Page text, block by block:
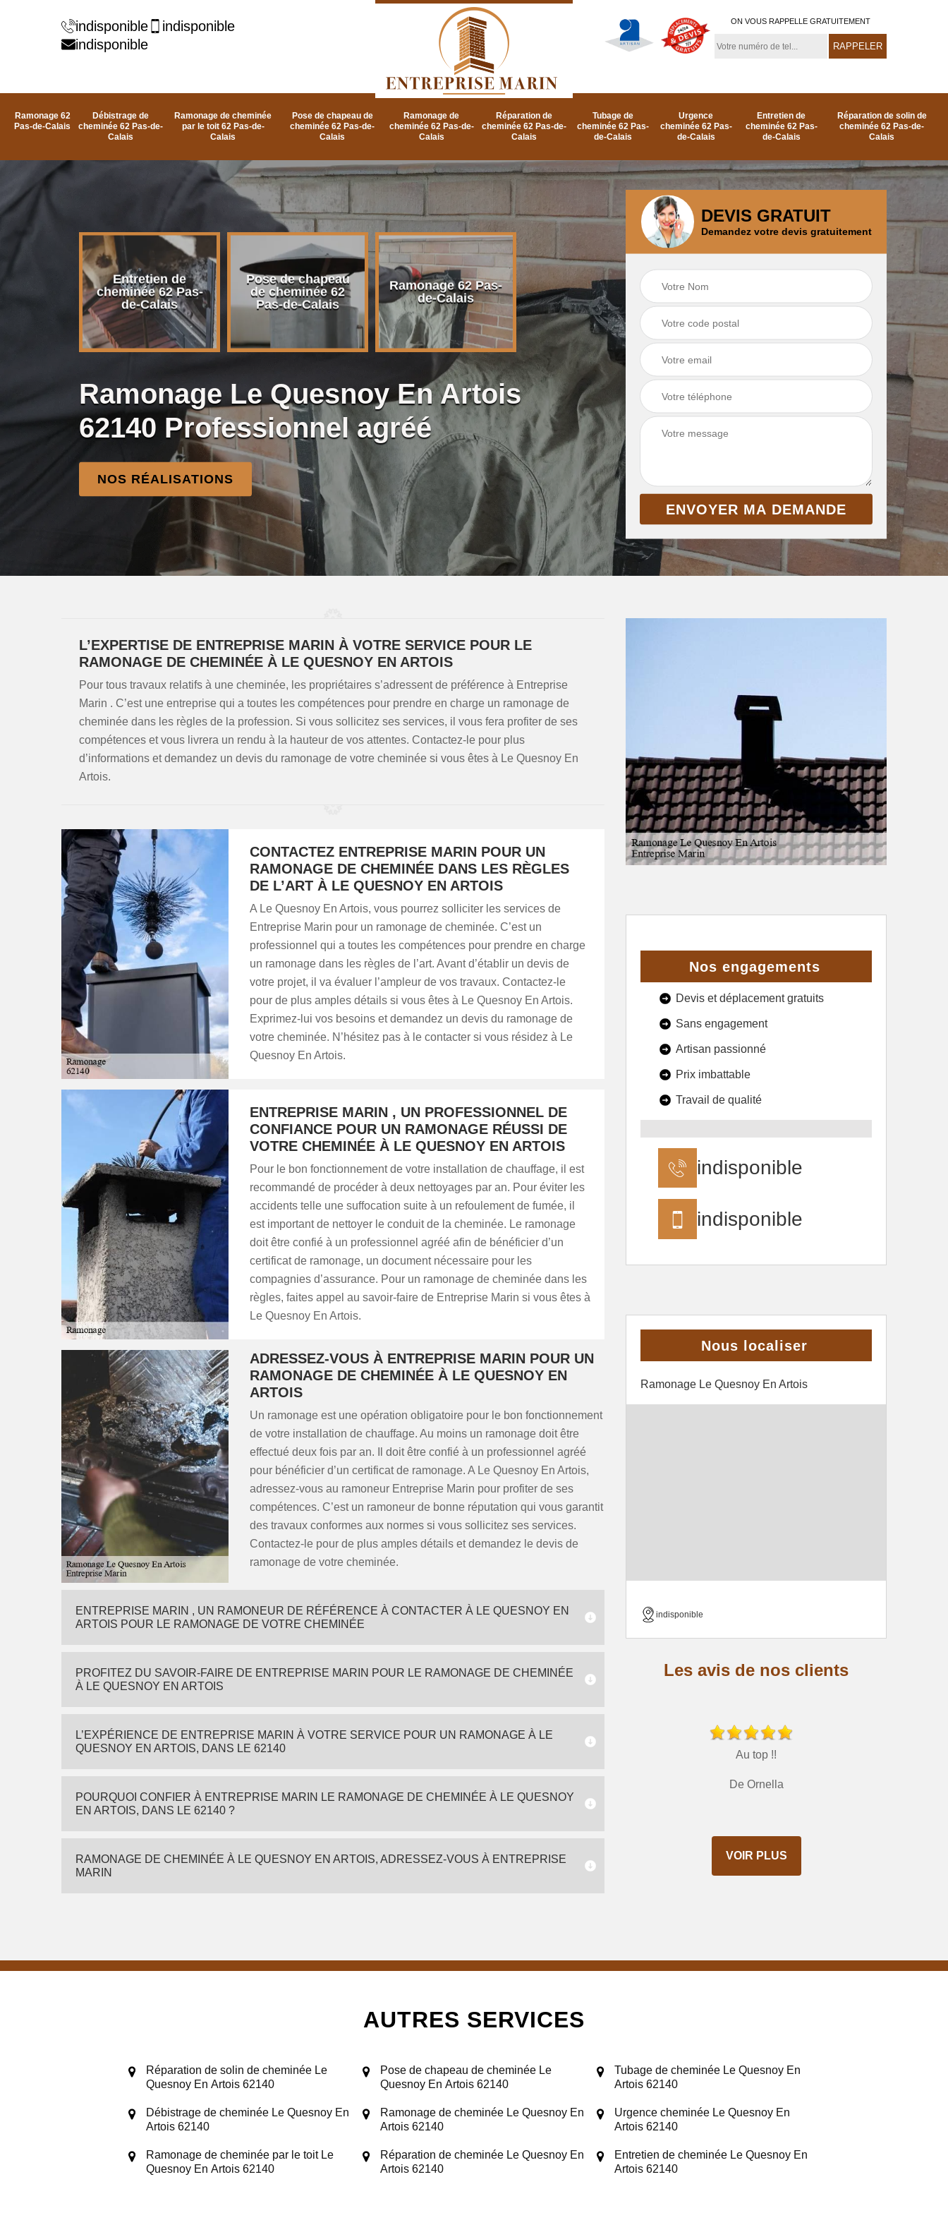
indisponible
indisponible
indisponible
ON VOUS RAPPELLE GRATUITEMENT
Ramonage 62
Pas-de-Calais
Débistrage de
cheminée 62 Pas-de-
Calais
Ramonage de cheminée
par le toit 62 Pas-de-
Calais
Pose de chapeau de
cheminée 62 Pas-de-
Calais
Ramonage de
cheminée 62 Pas-de-
Calais
Réparation de
cheminée 62 Pas-de-
Calais
Tubage de
cheminée 62 Pas-
de-Calais
Urgence
cheminée 62 Pas-
de-Calais
Entretien de
cheminée 62 Pas-
de-Calais
Réparation de solin de
cheminée 62 Pas-de-
Calais
Entretien de
cheminée 62 Pas-
de-Calais
Pose de chapeau
de cheminée 62
Pas-de-Calais
Ramonage 62 Pas-
de-Calais
Ramonage de
cheminée 62 Pas-
de-Calais
cheminée par le toit
62 Pas-de-Calais
Réparation de
cheminée 62 Pas-
de-Calais
Ramonage Le Quesnoy En Artois
62140 Professionnel agréé
NOS RÉALISATIONS
DEVIS GRATUIT
Demandez votre devis gratuitement
L’EXPERTISE DE ENTREPRISE MARIN À VOTRE SERVICE POUR LE
RAMONAGE DE CHEMINÉE À LE QUESNOY EN ARTOIS
Pour tous travaux relatifs à une cheminée, les propriétaires s’adressent de préférence à Entreprise
Marin . C’est une entreprise qui a toutes les compétences pour prendre en charge un ramonage de
cheminée dans les règles de la profession. Si vous sollicitez ses services, il vous fera profiter de ses
compétences et vous livrera un rendu à la hauteur de vos attentes. Contactez-le pour plus
d’informations et demandez un devis du ramonage de votre cheminée si vous êtes à Le Quesnoy En
Artois.
CONTACTEZ ENTREPRISE MARIN POUR UN
RAMONAGE DE CHEMINÉE DANS LES RÈGLES
DE L’ART À LE QUESNOY EN ARTOIS
A Le Quesnoy En Artois, vous pourrez solliciter les services de
Entreprise Marin pour un ramonage de cheminée. C’est un
professionnel qui a toutes les compétences pour prendre en charge
un ramonage dans les règles de l’art. Avant d’établir un devis de
votre projet, il va évaluer l’ampleur de vos travaux. Contactez-le
pour de plus amples détails si vous êtes à Le Quesnoy En Artois.
Exprimez-lui vos besoins et demandez un devis du ramonage de
votre cheminée. N’hésitez pas à le contacter si vous résidez à Le
Quesnoy En Artois.
ENTREPRISE MARIN , UN PROFESSIONNEL DE
CONFIANCE POUR UN RAMONAGE RÉUSSI DE
VOTRE CHEMINÉE À LE QUESNOY EN ARTOIS
Pour le bon fonctionnement de votre installation de chauffage, il est
recommandé de procéder à deux nettoyages par an. Pour éviter les
accidents telle une suffocation suite à un refoulement de fumée, il
est important de nettoyer le conduit de la cheminée. Le ramonage
doit être confié à un professionnel agréé afin de bénéficier d’un
certificat de ramonage, un document nécessaire pour les
compagnies d’assurance. Pour un ramonage de cheminée dans les
règles, faites appel au savoir-faire de Entreprise Marin si vous êtes à
Le Quesnoy En Artois.
ADRESSEZ-VOUS À ENTREPRISE MARIN POUR UN
RAMONAGE DE CHEMINÉE À LE QUESNOY EN
ARTOIS
Un ramonage est une opération obligatoire pour le bon fonctionnement
de votre installation de chauffage. Au moins un ramonage doit être
effectué deux fois par an. Il doit être confié à un professionnel agréé
pour bénéficier d’un certificat de ramonage. A Le Quesnoy En Artois,
adressez-vous au ramoneur Entreprise Marin pour profiter de ses
compétences. C’est un ramoneur de bonne réputation qui vous garantit
des travaux conformes aux normes si vous sollicitez ses services.
Contactez-le pour de plus amples détails et demandez le devis de
ramonage de votre cheminée.
ENTREPRISE MARIN , UN RAMONEUR DE RÉFÉRENCE À CONTACTER À LE QUESNOY EN
ARTOIS POUR LE RAMONAGE DE VOTRE CHEMINÉE
PROFITEZ DU SAVOIR-FAIRE DE ENTREPRISE MARIN POUR LE RAMONAGE DE CHEMINÉE
À LE QUESNOY EN ARTOIS
L’EXPÉRIENCE DE ENTREPRISE MARIN À VOTRE SERVICE POUR UN RAMONAGE À LE
QUESNOY EN ARTOIS, DANS LE 62140
POURQUOI CONFIER À ENTREPRISE MARIN LE RAMONAGE DE CHEMINÉE À LE QUESNOY
EN ARTOIS, DANS LE 62140 ?
RAMONAGE DE CHEMINÉE À LE QUESNOY EN ARTOIS, ADRESSEZ-VOUS À ENTREPRISE
MARIN
Nos engagements
Devis et déplacement gratuits
Sans engagement
Artisan passionné
Prix imbattable
Travail de qualité
indisponible
indisponible
Nous localiser
Ramonage Le Quesnoy En Artois
indisponible
Les avis de nos clients
Au top !!
De Ornella
VOIR PLUS
AUTRES SERVICES
Réparation de solin de cheminée Le
Quesnoy En Artois 62140
Débistrage de cheminée Le Quesnoy En
Artois 62140
Ramonage de cheminée par le toit Le
Quesnoy En Artois 62140
Pose de chapeau de cheminée Le
Quesnoy En Artois 62140
Ramonage de cheminée Le Quesnoy En
Artois 62140
Réparation de cheminée Le Quesnoy En
Artois 62140
Tubage de cheminée Le Quesnoy En
Artois 62140
Urgence cheminée Le Quesnoy En
Artois 62140
Entretien de cheminée Le Quesnoy En
Artois 62140